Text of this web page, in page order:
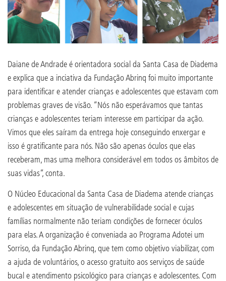
Daiane de Andrade é orientadora social da Santa Casa de Diadema
e explica que a inciativa da Fundação Abrinq foi muito importante
para identificar e atender crianças e adolescentes que estavam com
problemas graves de visão. “Nós não esperávamos que tantas
crianças e adolescentes teriam interesse em participar da ação.
Vimos que eles saíram da entrega hoje conseguindo enxergar e
isso é gratificante para nós. Não são apenas óculos que elas
receberam, mas uma melhora considerável em todos os âmbitos de
suas vidas”, conta.
O Núcleo Educacional da Santa Casa de Diadema atende crianças
e adolescentes em situação de vulnerabilidade social e cujas
famílias normalmente não teriam condições de fornecer óculos
para elas. A organização é conveniada ao Programa Adotei um
Sorriso, da Fundação Abrinq, que tem como objetivo viabilizar, com
a ajuda de voluntários, o acesso gratuito aos serviços de saúde
bucal e atendimento psicológico para crianças e adolescentes. Com